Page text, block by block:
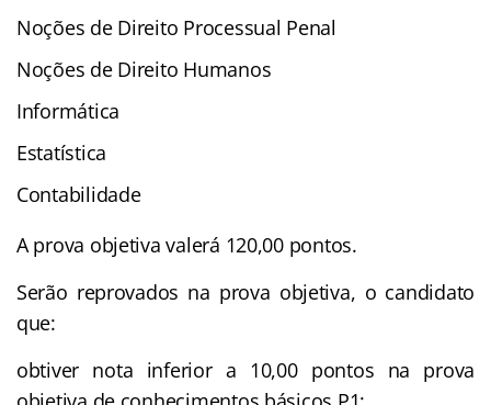
Noções de Direito Processual Penal
Noções de Direito Humanos
Informática
Estatística
Contabilidade
A prova objetiva valerá 120,00 pontos.
Serão reprovados na prova objetiva, o candidato
que:
obtiver nota inferior a 10,00 pontos na prova